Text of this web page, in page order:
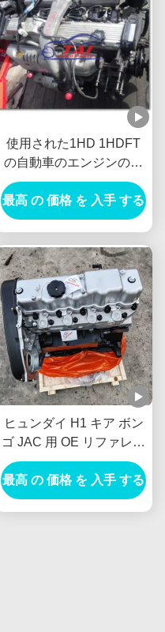
使用された1HD 1HDFT
の自動車のエンジンの部
品のディーゼル タイプ固
体材料の長い寿命
最高 の 価格 を 入手 する
ヒュンダイ H1 キア ボン
ゴ JAC 用 OE リファレン
ス C4BH D4BH 2.5L ター
ボディーゼル エンジン ロ
ングブロック
最高 の 価格 を 入手 する